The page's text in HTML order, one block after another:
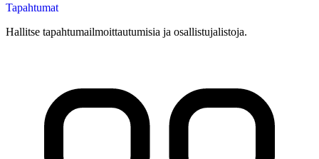
Tapahtumat
Hallitse tapahtumailmoittautumisia ja osallistujalistoja.